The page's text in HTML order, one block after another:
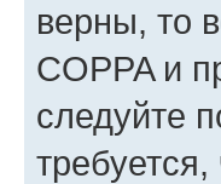
верны, то
COPPA и
следуйте